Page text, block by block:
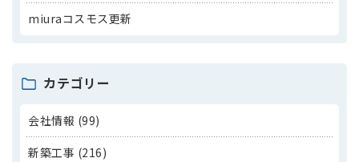
miuraコスモス更新
カテゴリー
会社情報 (99)
新築工事 (216)